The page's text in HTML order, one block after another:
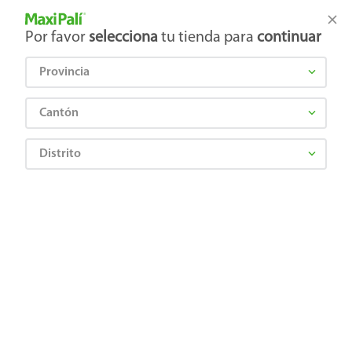
Tienda Maxi Palí
Por favor selecciona tu tienda para continuar
Provincia
Cantón
Distrito